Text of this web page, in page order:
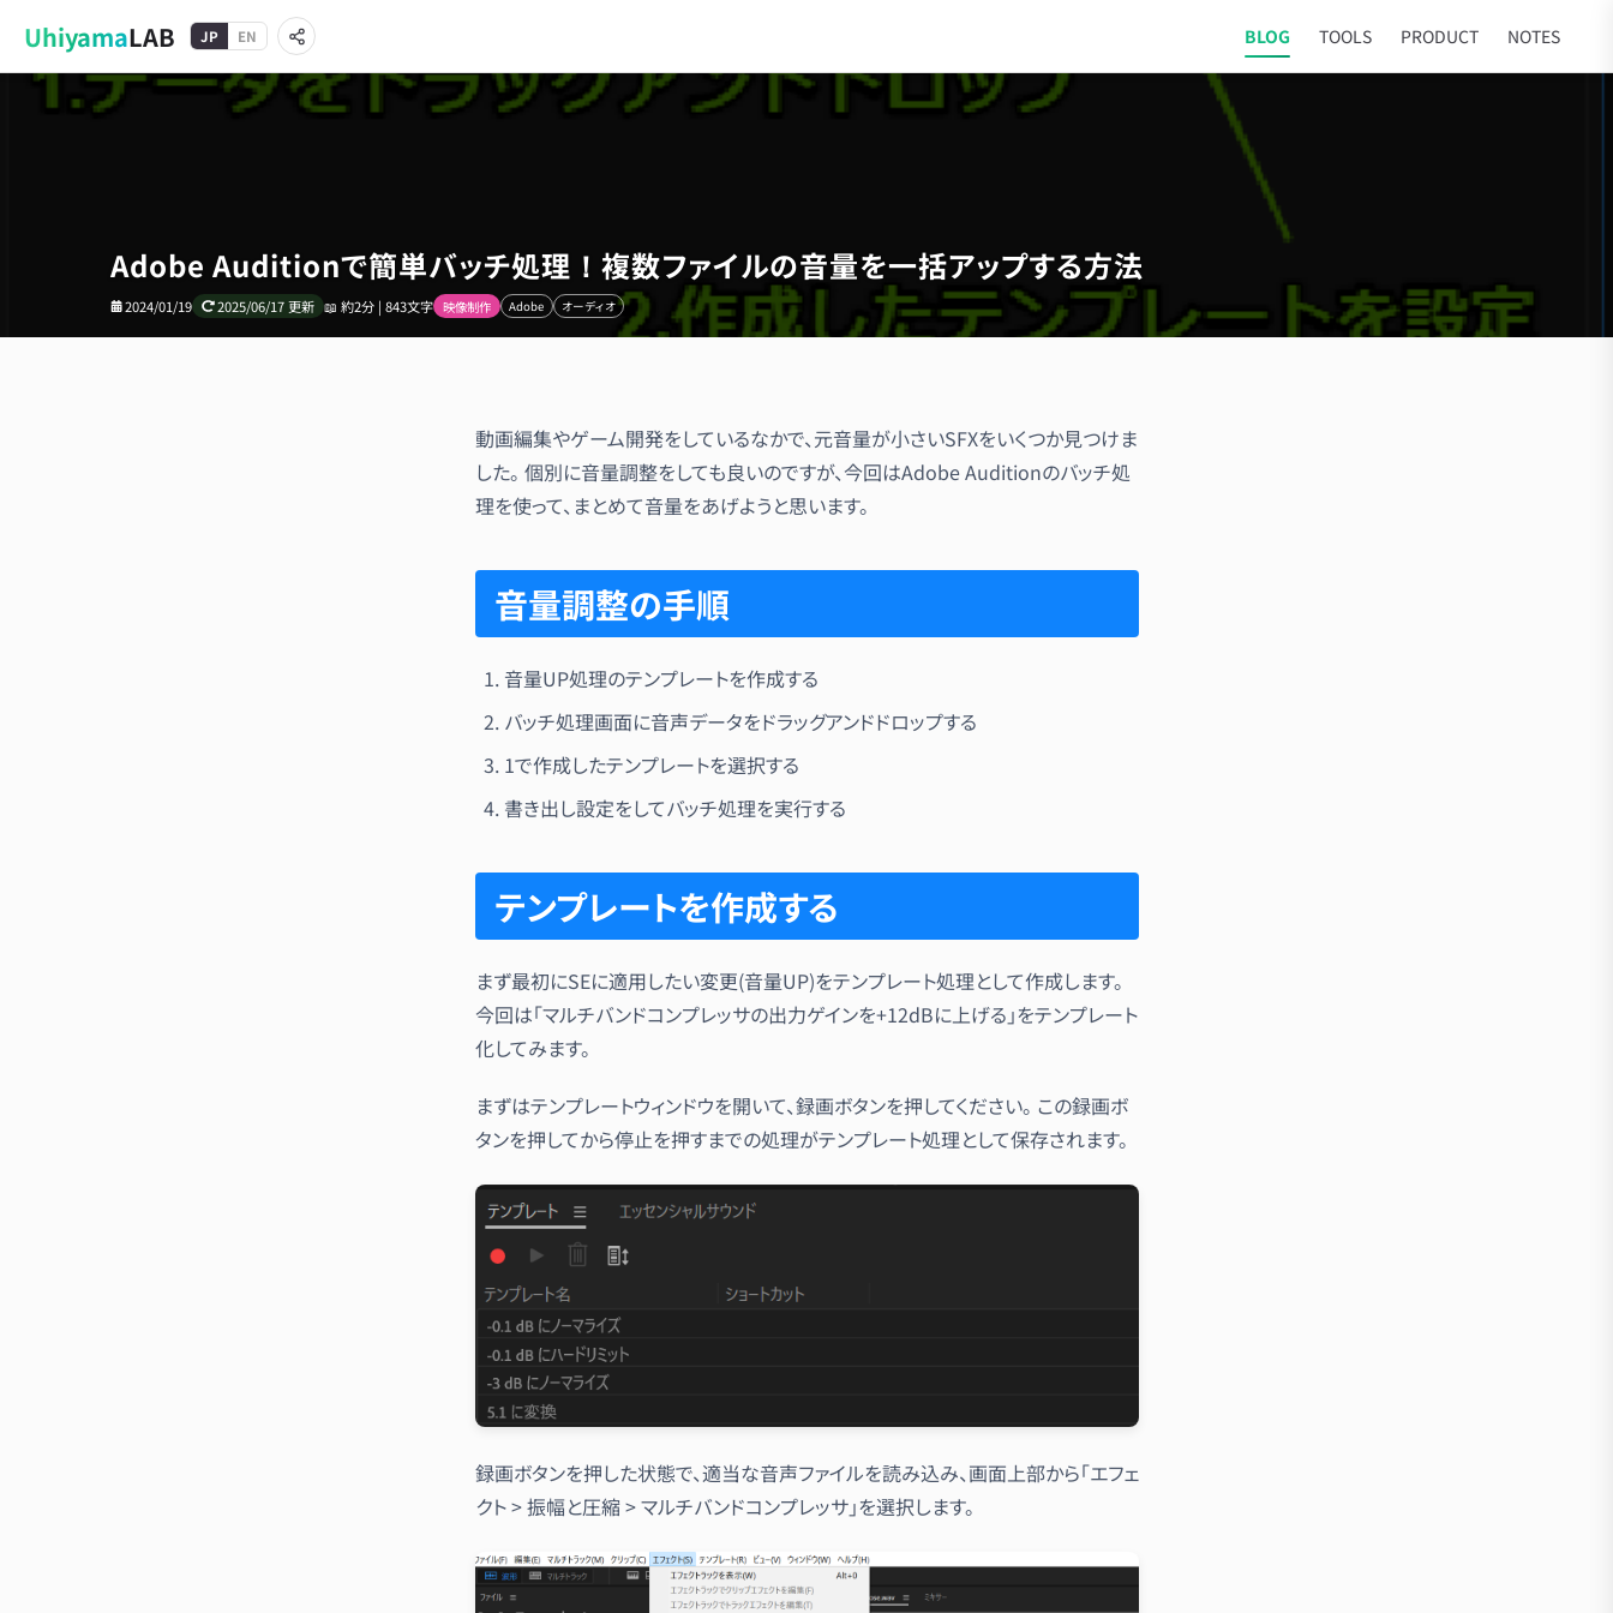
UhiyamaLAB JP EN BLOG TOOLS PRODUCT NOTES
Adobe Auditionで簡単バッチ処理！複数ファイルの音量を一括アップする方法
2024/01/19 2025/06/17 更新 📖 約2分 | 843文字 映像制作 Adobe オーディオ
動画編集やゲーム開発をしているなかで、元音量が小さいSFXをいくつか見つけま
した。 個別に音量調整をしても良いのですが、今回はAdobe Auditionのバッチ処
理を使って、まとめて音量をあげようと思います。
音量調整の手順
音量UP処理のテンプレートを作成する
バッチ処理画面に音声データをドラッグアンドドロップする
1で作成したテンプレートを選択する
書き出し設定をしてバッチ処理を実行する
テンプレートを作成する
まず最初にSEに適用したい変更(音量UP)をテンプレート処理として作成します。
今回は「マルチバンドコンプレッサの出力ゲインを+12dBに上げる」をテンプレート
化してみます。
まずはテンプレートウィンドウを開いて、録画ボタンを押してください。 この録画ボ
タンを押してから停止を押すまでの処理がテンプレート処理として保存されます。
録画ボタンを押した状態で、適当な音声ファイルを読み込み、画面上部から「エフェ
クト > 振幅と圧縮 > マルチバンドコンプレッサ」を選択します。